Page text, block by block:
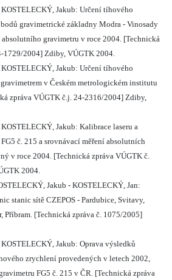
Jakub: Určení tíhového
gravimetrické základny Modra - Vinosady
gravimetru v roce 2004. [Technická
1729/2004] Zdiby, VÚGTK 2004.
Jakub: Určení tíhového
v Českém metrologickém institutu
zpráva VÚGTK č.j. 24-2316/2004] Zdiby,
Jakub: Kalibrace laseru a
č. 215 a srovnávací měření absolutních
v roce 2004. [Technická zpráva VÚGTK č.
2004.
Jakub - KOSTELECKÝ, Jan:
stanic sítě CZEPOS - Pardubice, Svitavy,
Příbram. [Technická zpráva č. 1075/2005]
Jakub: Oprava výsledků
zrychlení provedených v letech 2002,
FG5 č. 215 v ČR. [Technická zpráva